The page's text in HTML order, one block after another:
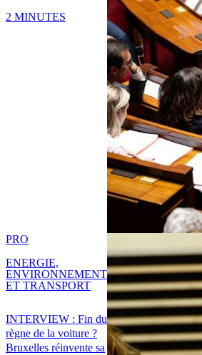
2 MINUTES
INTERVIEW : Fin du
règne de la voiture ?
Bruxelles réinvente sa
PRO
ENERGIE,
ENVIRONNEMENT
ET TRANSPORT